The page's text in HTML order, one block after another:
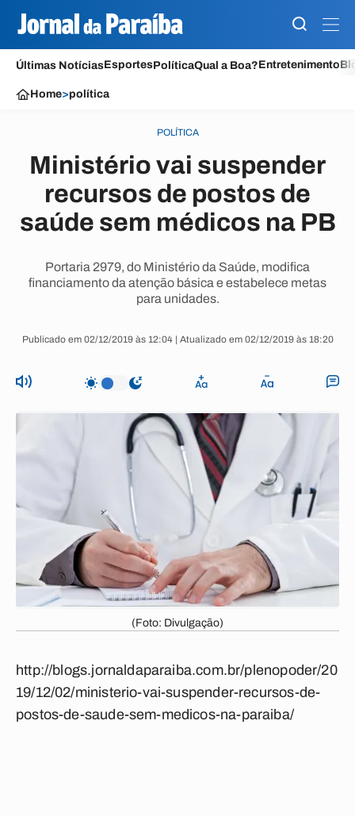
Últimas NotíciasEsportesPolíticaQual a Boa?Entretenimento
Home>política
POLÍTICA
Ministério vai suspender
recursos de postos de
saúde sem médicos na PB
Portaria 2979, do Ministério da Saúde, modifica
financiamento da atenção básica e estabelece metas
para unidades.
Publicado em 02/12/2019 às 12:04 | Atualizado em 02/12/2019 às 18:20
(Foto: Divulgação)
http://blogs.jornaldaparaiba.com.br/plenopoder/20
19/12/02/ministerio-vai-suspender-recursos-de-
postos-de-saude-sem-medicos-na-paraiba/